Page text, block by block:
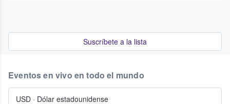
Suscríbete a la lista
Eventos en vivo en todo el mundo
USD · Dólar estadounidense